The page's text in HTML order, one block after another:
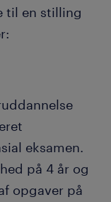
til en stilling
eksamen.
på 4 år og
opgaver på